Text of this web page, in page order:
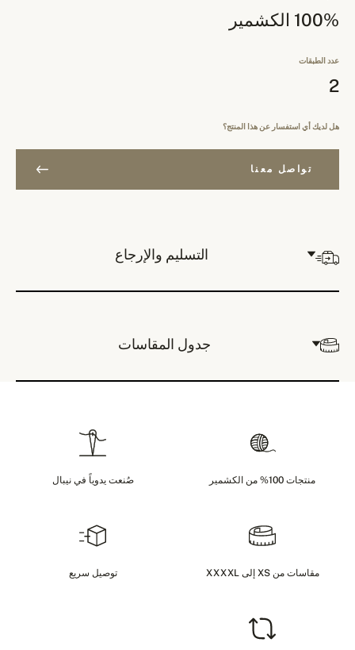
100% الكشمير
عدد الطبقات
2
هل لديك أي استفسار عن هذا المنتج؟
تواصل معنا
التسليم والإرجاع
جدول المقاسات
منتجات 100% من الكشمير صُنعت يدوياً في نيبال
مقاسات من XS إلى XXXXL توصيل سريع